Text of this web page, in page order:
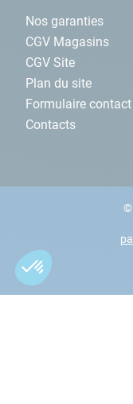
Nos garanties
CGV Magasins
CGV Site
Plan du site
Formulaire contact
Contacts
©